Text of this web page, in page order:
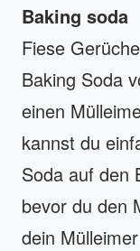
Baking soda
Fiese
Baking Soda
einen
kannst du
Soda auf den
bevor du den
dein